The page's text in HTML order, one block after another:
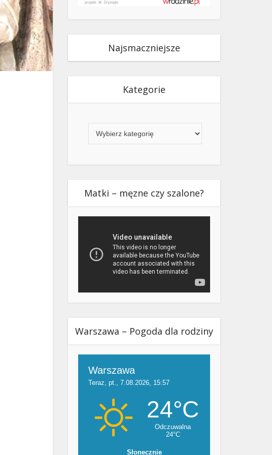
Najsmaczniejsze
Kategorie
Matki – męzne czy szalone?
Warszawa – Pogoda dla rodziny